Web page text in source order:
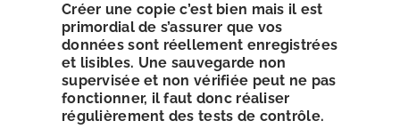
Créer une copie c’est bien mais il est
primordial de s’assurer que vos
données sont réellement enregistrées
et lisibles. Une sauvegarde non
supervisée et non vérifiée peut ne pas
fonctionner, il faut donc réaliser
régulièrement des tests de contrôle.